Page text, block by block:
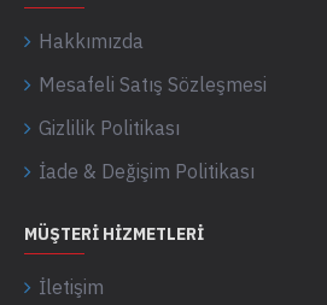
Hakkımızda
Mesafeli Satış Sözleşmesi
Gizlilik Politikası
İade & Değişim Politikası
MÜŞTERI HIZMETLERI
İletişim